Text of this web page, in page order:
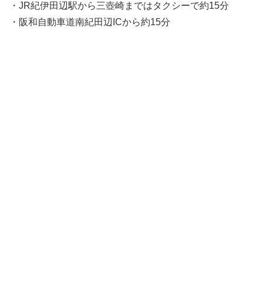
・JR紀伊田辺駅から三壺崎まではタクシーで約15分
・阪和自動車道南紀田辺ICから約15分